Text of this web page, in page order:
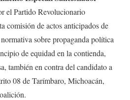
el Partido Revolucionario
comisión de actos anticipados de
sobre propaganda política
de equidad en la contienda,
también en contra del candidato a
08 de Tarímbaro, Michoacán,